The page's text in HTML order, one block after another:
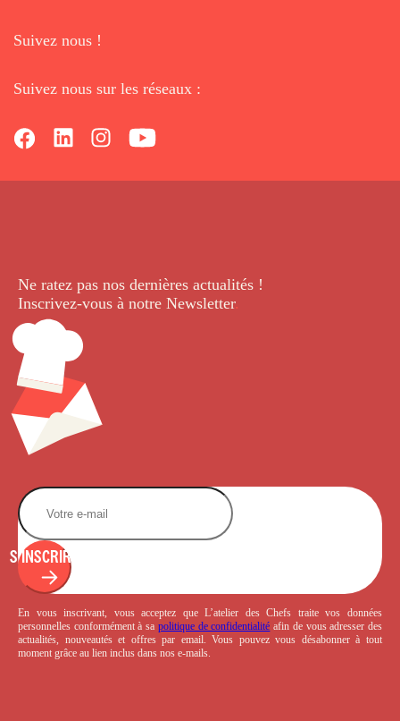
Suivez nous !
Suivez nous sur les réseaux :
Ne ratez pas nos dernières actualités !
Inscrivez-vous à notre Newsletter.
S'INSCRIRE
En vous inscrivant, vous acceptez que L’atelier des Chefs traite vos données
personnelles conformément à sa politique de confidentialité afin de vous adresser des
actualités, nouveautés et offres par email. Vous pouvez vous désabonner à tout
moment grâce au lien inclus dans nos e-mails.